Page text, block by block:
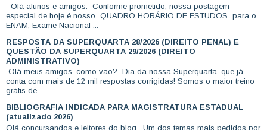
Olá alunos e amigos. Conforme prometido, nossa postagem
especial de hoje é nosso QUADRO HORÁRIO DE ESTUDOS para o
ENAM, Exame Nacional ...
RESPOSTA DA SUPERQUARTA 28/2026 (DIREITO PENAL) E
QUESTÃO DA SUPERQUARTA 29/2026 (DIREITO
ADMINISTRATIVO)
Olá meus amigos, como vão? Dia da nossa Superquarta, que já
conta com mais de 12 mil respostas corrigidas! Somos o maior treino
grátis de ...
BIBLIOGRAFIA INDICADA PARA MAGISTRATURA ESTADUAL
(atualizado 2026)
Olá concursandos e leitores do blog, Um dos temas mais pedidos por